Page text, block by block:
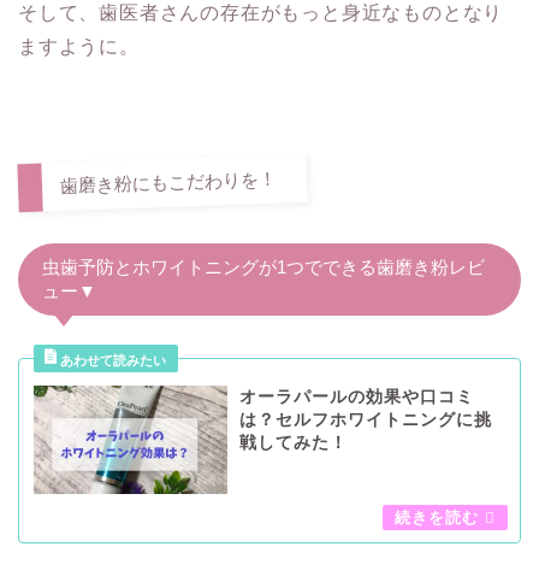
そして、歯医者さんの存在がもっと身近なものとなり
ますように。
歯磨き粉にもこだわりを！
虫歯予防とホワイトニングが1つでできる歯磨き粉レビ
ュー▼
オーラパールの効果や口コミ
は？セルフホワイトニングに挑
戦してみた！